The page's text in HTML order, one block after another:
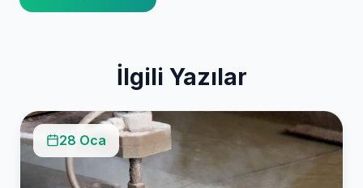
İlgili Yazılar
28 Oca